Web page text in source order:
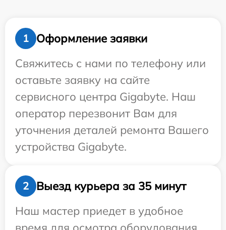
1
Оформление заявки
Свяжитесь с нами по телефону или
оставьте заявку на сайте
сервисного центра Gigabyte. Наш
оператор перезвонит Вам для
уточнения деталей ремонта Вашего
устройства Gigabyte.
2
Выезд курьера за 35 минут
Наш мастер приедет в удобное